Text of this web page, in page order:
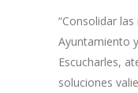
“Consolidar
Ayuntamiento
Escucharles,
soluciones